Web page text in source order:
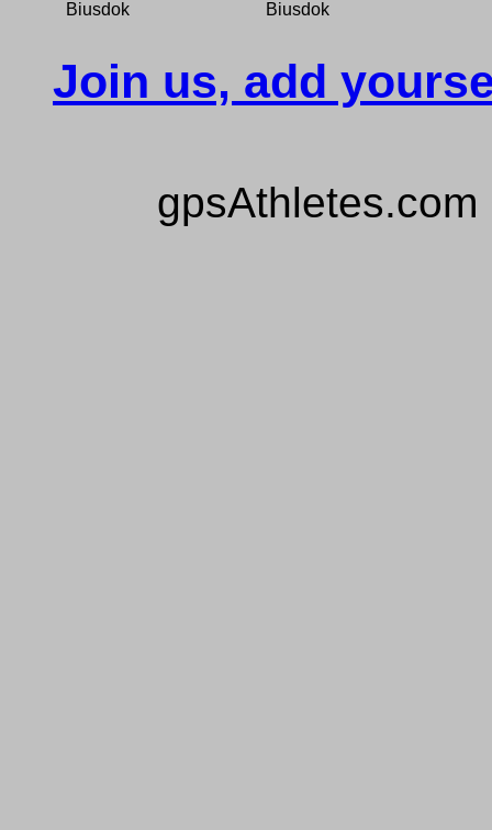
Biusdok Biusdok
Join us, add